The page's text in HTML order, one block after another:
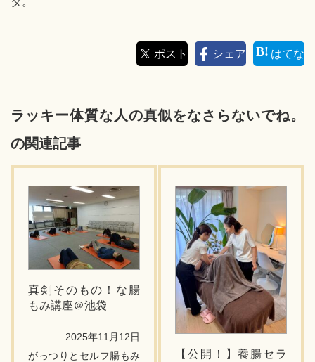
ポスト シェア はてな
ラッキー体質な人の真似をなさらないでね。
の関連記事
真剣そのもの！な腸
もみ講座＠池袋
2025年11月12日
がっつりとセルフ腸もみ
【公開！】養腸セラ